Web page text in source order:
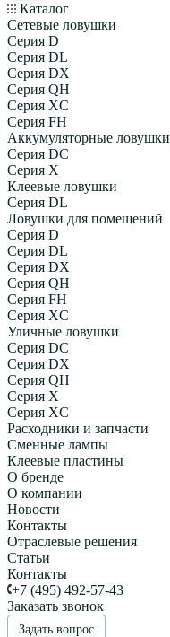
Каталог
Сетевые ловушки
Серия D
Серия DL
Серия DX
Серия QH
Серия XC
Серия FH
Аккумуляторные ловушки
Серия DC
Серия X
Клеевые ловушки
Серия DL
Ловушки для помещений
Серия D
Серия DL
Серия DX
Серия QH
Серия FH
Серия XC
Уличные ловушки
Серия DC
Серия DX
Серия QH
Серия X
Серия XC
Расходники и запчасти
Сменные лампы
Клеевые пластины
О бренде
О компании
Новости
Контакты
Отраслевые решения
Статьи
Контакты
+7 (495) 492-57-43
Заказать звонок
Задать вопрос